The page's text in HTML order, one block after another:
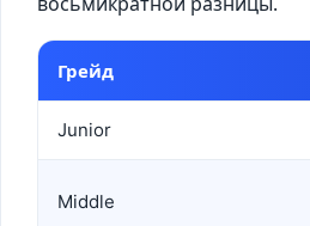
Грейд
Junior
Middle